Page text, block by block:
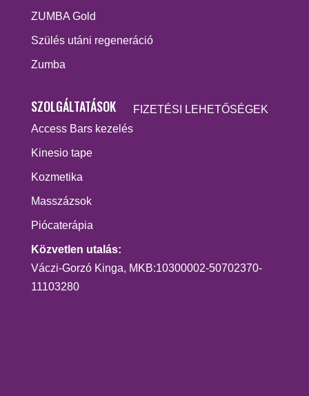
ZUMBA Gold
Szülés utáni regeneráció
Zumba
SZOLGÁLTATÁSOK
Access Bars kezelés
Kinesio tape
Kozmetika
Masszázsok
Piócaterápia
FIZETÉSI LEHETŐSÉGEK
Közvetlen utalás:
Váczi-Gorzó Kinga, MKB:10300002-50702370-
11103280